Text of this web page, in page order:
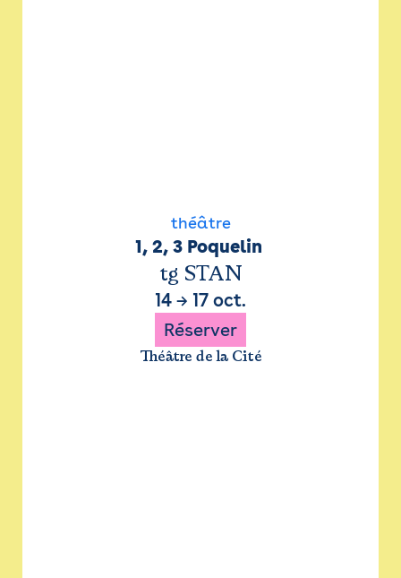
théâtre
1, 2, 3 Poquelin
tg STAN
14 → 17 oct.
Réserver
Théâtre de la Cité